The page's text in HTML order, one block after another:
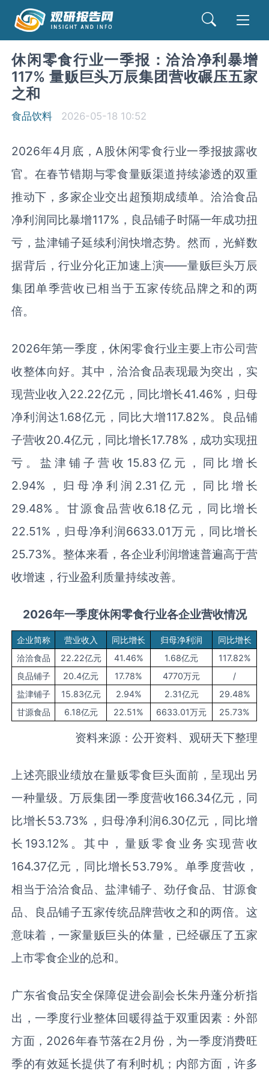
休闲零食行业一季报：洽洽净利暴增
117% 量贩巨头万辰集团营收碾压五家
之和
食品饮料 2026-05-18 10:52
2026年4月底，A股休闲零食行业一季报披露收
官。在春节错期与零食量贩渠道持续渗透的双重
推动下，多家企业交出超预期成绩单。洽洽食品
净利润同比暴增117%，良品铺子时隔一年成功扭
亏，盐津铺子延续利润快增态势。然而，光鲜数
据背后，行业分化正加速上演——量贩巨头万辰
集团单季营收已相当于五家传统品牌之和的两
倍。
2026年第一季度，休闲零食行业主要上市公司营
收整体向好。其中，洽洽食品表现最为突出，实
现营业收入22.22亿元，同比增长41.46%，归母
净利润达1.68亿元，同比大增117.82%。良品铺
子营收20.4亿元，同比增长17.78%，成功实现扭
亏。盐津铺子营收15.83亿元，同比增长
2.94%，归母净利润2.31亿元，同比增长
29.48%。甘源食品营收6.18亿元，同比增长
22.51%，归母净利润6633.01万元，同比增长
25.73%。整体来看，各企业利润增速普遍高于营
收增速，行业盈利质量持续改善。
2026年一季度休闲零食行业各企业营收情况
企业简称 营业收入 同比增长 归母净利润
同比增长
洽洽食品
22.22亿元 41.46% 1.68亿元
117.82%
良品铺子
20.4亿元 17.78% 4770万元
/
盐津铺子
15.83亿元 2.94% 2.31亿元
29.48%
甘源食品
6.18亿元 22.51% 6633.01万元 25.73%
资料来源：公开资料、观研天下整理
上述亮眼业绩放在量贩零食巨头面前，呈现出另
一种量级。万辰集团一季度营收166.34亿元，同
比增长53.73%，归母净利润6.30亿元，同比增
长193.12%。其中，量贩零食业务实现营收
164.37亿元，同比增长53.79%。单季度营收，
相当于洽洽食品、盐津铺子、劲仔食品、甘源食
品、良品铺子五家传统品牌营收之和的两倍。这
意味着，一家量贩巨头的体量，已经碾压了五家
上市零食企业的总和。
广东省食品安全保障促进会副会长朱丹蓬分析指
出，一季度行业整体回暖得益于双重因素：外部
方面，2026年春节落在2月份，为一季度消费旺
季的有效延长提供了有利时机；内部方面，许多